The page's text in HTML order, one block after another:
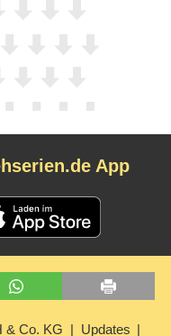
App
& Co. KG Updates